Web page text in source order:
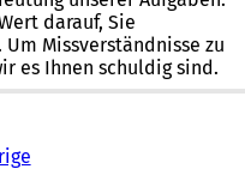
darauf, Sie
Missverständnisse zu
es Ihnen schuldig sind.